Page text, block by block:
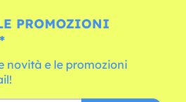
PROMOZIONI
novità e le promozioni